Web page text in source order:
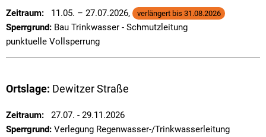
Zeitraum: 11.05. – 27.07.2026, verlängert bis 31.08.2026
Sperrgrund: Bau Trinkwasser - Schmutzleitung
punktuelle Vollsperrung
Ortslage: Dewitzer Straße
Zeitraum: 27.07. - 29.11.2026
Sperrgrund: Verlegung Regenwasser-/Trinkwasserleitung